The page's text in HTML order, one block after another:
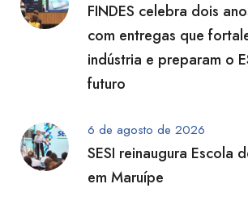
FINDES celebra dois
com entregas que
indústria e preparam o
futuro
6 de agosto de 2026
SESI reinaugura Escola
em Maruípe